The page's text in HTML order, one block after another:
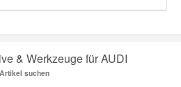
& Werkzeuge für AUDI
suchen